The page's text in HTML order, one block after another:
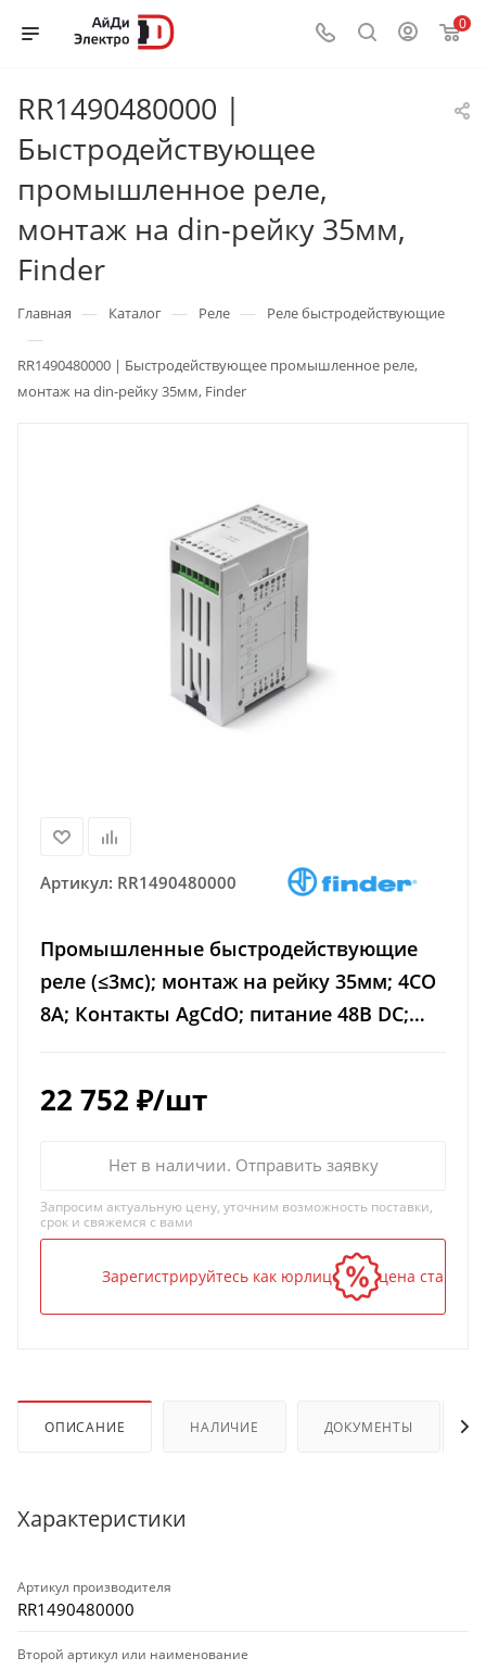
0
RR1490480000 |
Быстродействующее
промышленное реле,
монтаж на din-рейку 35мм,
Finder
Главная — Каталог — Реле — Реле быстродействующие
—
RR1490480000 | Быстродействующее промышленное реле,
монтаж на din-рейку 35мм, Finder
Артикул: RR1490480000
Промышленные быстродействующие
реле (≤3мс); монтаж на рейку 35мм; 4CO
8A; Контакты AgCdO; питание 48В DС;
22 752 ₽/шт
Нет в наличии. Отправить заявку
Запросим актуальную цену, уточним возможность поставки,
срок и свяжемся с вами
Зарегистрируйтесь как юрлицо — и цена станет
ОПИСАНИЕ НАЛИЧИЕ ДОКУМЕНТЫ
Характеристики
Артикул производителя
RR1490480000
Второй артикул или наименование